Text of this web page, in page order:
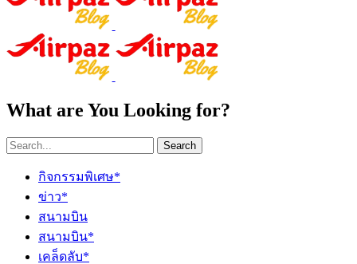
What are You Looking for?
Search
กิจกรรมพิเศษ*
ข่าว*
สนามบิน
สนามบิน*
เคล็ดลับ*